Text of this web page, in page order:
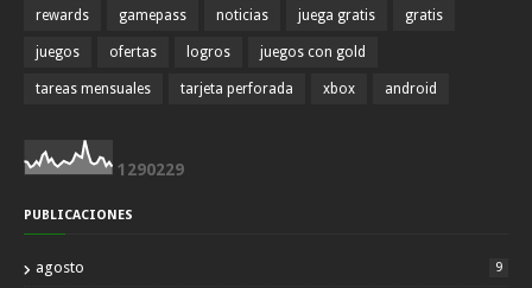
rewards gamepass noticias juega gratis gratis
juegos ofertas logros juegos con gold
tareas mensuales tarjeta perforada xbox android
1 290229
PUBLICACIONES
agosto 9